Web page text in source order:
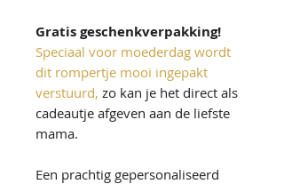
Gratis geschenkverpakking!
Speciaal voor moederdag wordt
dit rompertje mooi ingepakt
verstuurd, zo kan je het direct als
cadeautje afgeven aan de liefste
mama.
Een prachtig gepersonaliseerd